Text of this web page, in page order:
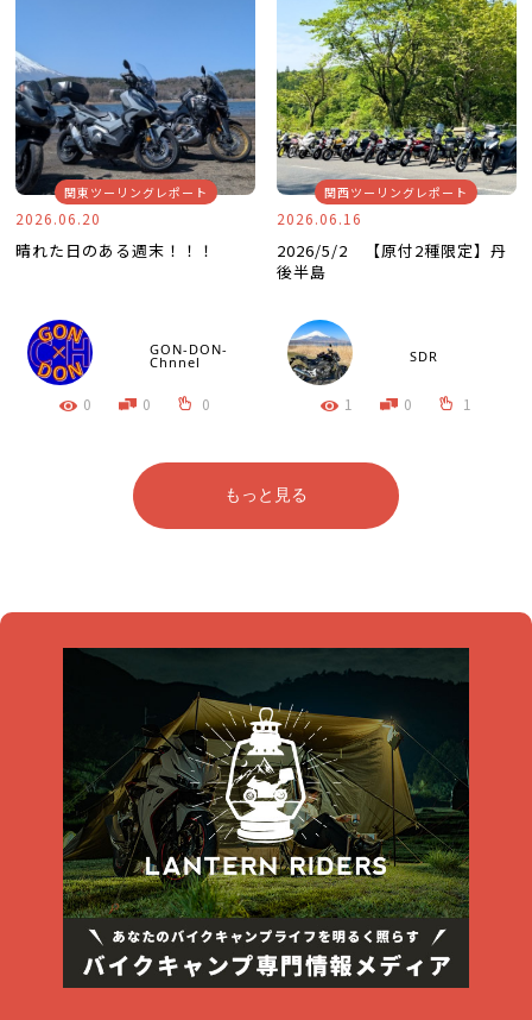
関東ツーリングレポート
2026.06.20
晴れた日のある週末！！！
GON-DON-
Chnnel
0 0 0
関西ツーリングレポート
2026.06.16
2026/5/2 【原付2種限定】丹
後半島
SDR
1 0 1
もっと見る